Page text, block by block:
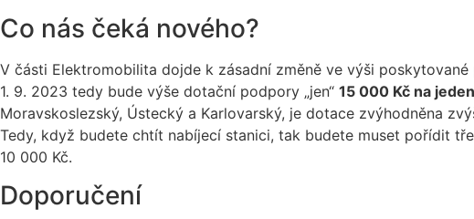
Co nás čeká nového?
V části Elektromobilita dojde k zásadní změně ve výši
1. 9. 2023 tedy bude výše dotační podpory „jen“ 15 000 Kč na
Moravskoslezský, Ústecký a Karlovarský, je dotace zvýhodněna
Tedy, když budete chtít nabíjecí stanici, tak budete muset pořídit
10 000 Kč.
Doporučení